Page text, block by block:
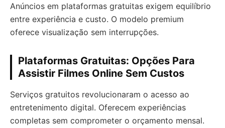
Anúncios em plataformas gratuitas exigem equilíbrio
entre experiência e custo. O modelo premium
oferece visualização sem interrupções.
Plataformas Gratuitas: Opções Para
Assistir Filmes Online Sem Custos
Serviços gratuitos revolucionaram o acesso ao
entretenimento digital. Oferecem experiências
completas sem comprometer o orçamento mensal.